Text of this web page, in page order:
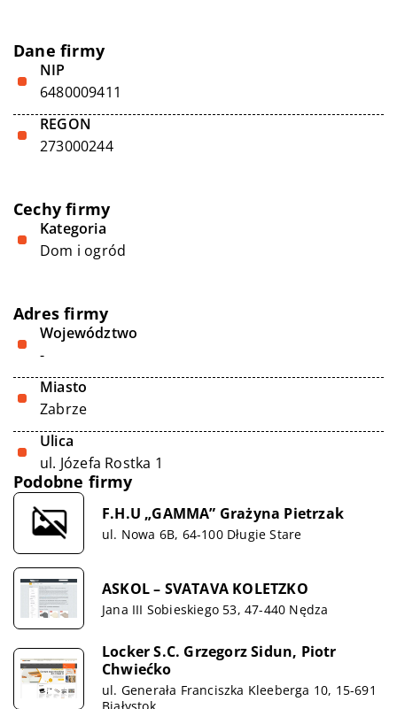
Dane firmy
NIP
6480009411
REGON
273000244
Cechy firmy
Kategoria
Dom i ogród
Adres firmy
Województwo
-
Miasto
Zabrze
Ulica
ul. Józefa Rostka 1
Podobne firmy
F.H.U „GAMMA” Grażyna Pietrzak
ul. Nowa 6B, 64-100 Długie Stare
ASKOL – SVATAVA KOLETZKO
Jana III Sobieskiego 53, 47-440 Nędza
Locker S.C. Grzegorz Sidun, Piotr
Chwiećko
ul. Generała Franciszka Kleeberga 10, 15-691